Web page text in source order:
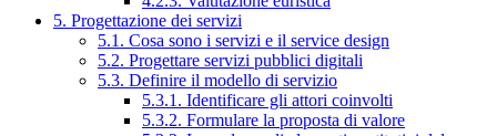
5. Progettazione dei servizi
5.1. Cosa sono i servizi e il service design
5.2. Progettare servizi pubblici digitali
5.3. Definire il modello di servizio
5.3.1. Identificare gli attori coinvolti
5.3.2. Formulare la proposta di valore